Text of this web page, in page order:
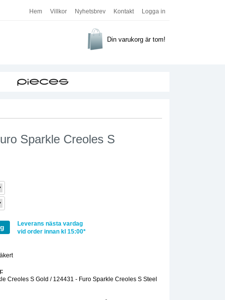
Hem Villkor Nyhetsbrev Kontakt Logga in
Din varukorg är tom!
Sparkle Creoles S
Leverans nästa vardag
vid order innan kl 15:00*
Creoles S Gold / 124431 - Furo Sparkle Creoles S Steel